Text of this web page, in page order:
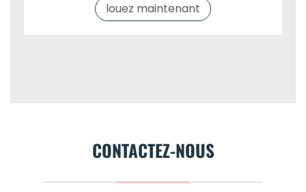
louez maintenant
CONTACTEZ-NOUS